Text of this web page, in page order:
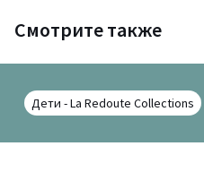
Смотрите также
Дети - La Redoute Collections